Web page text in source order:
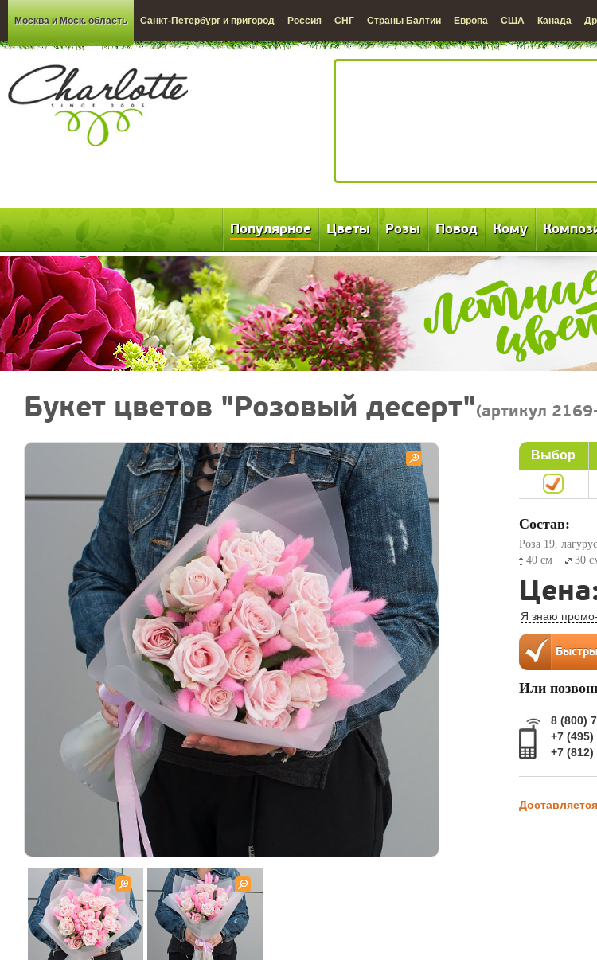
Москва и Моск. область Санкт-Петербург и пригород Россия СНГ Страны Балтии Европа США Канада
Популярное Цветы Розы Повод Кому
Букет цветов "Розовый десерт"(артикул
Выбор
Состав:
Роза 19,
40 см
30
Я знаю
Или
8 (800)
+7 (495)
+7 (812)